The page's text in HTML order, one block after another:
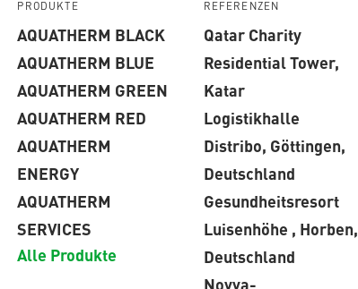
PRODUKTE
AQUATHERM BLACK
AQUATHERM BLUE
AQUATHERM GREEN
AQUATHERM RED
AQUATHERM
ENERGY
AQUATHERM
SERVICES
Alle Produkte
REFERENZEN
Qatar Charity
Residential Tower,
Katar
Logistikhalle
Distribo, Göttingen,
Deutschland
Gesundheitsresort
Luisenhöhe , Horben,
Deutschland
Novva-